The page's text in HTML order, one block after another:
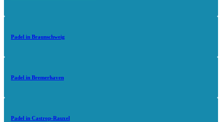
Padel in Braunschweig
Padel in Bremerhaven
Padel in Castrop-Rauxel